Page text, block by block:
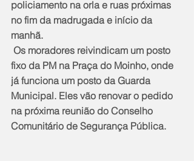
policiamento na orla e ruas próximas
no fim da madrugada e início da
manhã.
fixo da PM na Praça do Moinho, onde
já funciona um posto da Guarda
Municipal. Eles vão renovar o pedido
na próxima reunião do Conselho
Comunitário de Segurança Pública.